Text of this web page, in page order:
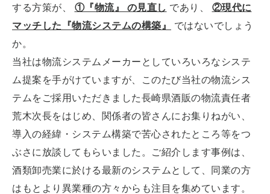
する方策が、 ①『物流』 の見直し であり、 ②現代に
マッチした『物流システムの構築』
ではないでしょう
か。
当社は物流システムメーカーとしていろいろなシステ
ム提案を手がけていますが、このたび当社の物流シス
テムをご採用いただきました長崎県酒販の物流責任者
荒木次長をはじめ、関係者の皆さんにお集りねがい、
導入の経緯・システム構築で苦心されたところ等をつ
ぶさに放談してもらいました。ご紹介します事例は、
酒類卸売業に於ける最新のシステムとして、同業の方
はもとより異業種の方々からも注目を集めています。